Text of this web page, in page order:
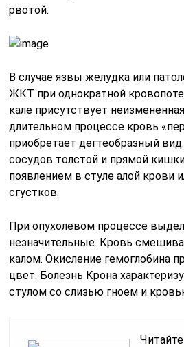
рвотой.
В случае язвы желудка или
ЖКТ при однократной
кале присутствует
длительном процессе кровь
приобретает дегтеобразный
сосудов толстой и прямой
появлением в стуле алой крови
сгустков.
При опухолевом процессе
незначительные. Кровь
калом. Окисление гемоглобина
цвет. Болезнь Крона
стулом со слизью гноем и